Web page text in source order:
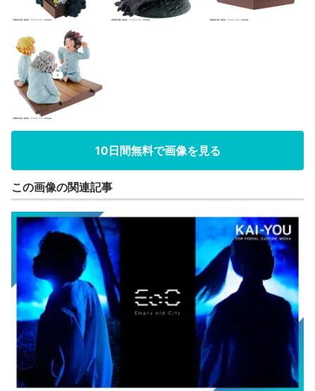
10日間無料で画像を見る
この画像の関連記事